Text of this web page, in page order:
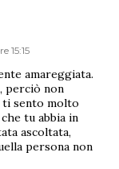
15:15
amareggiata.
perciò non
ti sento molto
tu abbia in
ascoltata,
persona non